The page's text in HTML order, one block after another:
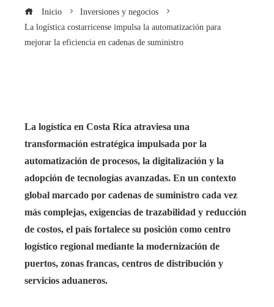
Inicio
Inversiones y negocios
La logística costarricense impulsa la automatización para
mejorar la eficiencia en cadenas de suministro
La logística en Costa Rica atraviesa una
transformación estratégica impulsada por la
automatización de procesos, la digitalización y la
adopción de tecnologías avanzadas. En un contexto
global marcado por cadenas de suministro cada vez
más complejas, exigencias de trazabilidad y reducción
de costos, el país fortalece su posición como centro
logístico regional mediante la modernización de
puertos, zonas francas, centros de distribución y
servicios aduaneros.